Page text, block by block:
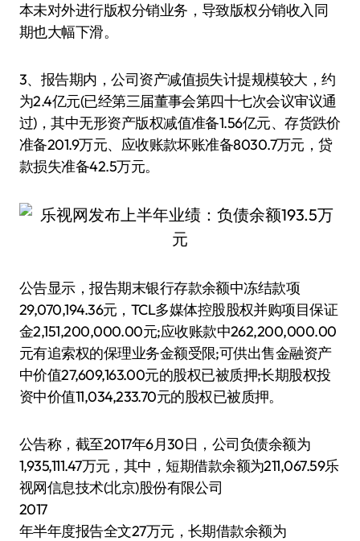
本未对外进行版权分销业务，导致版权分销收入同
期也大幅下滑。
3、报告期内，公司资产减值损失计提规模较大，约
为2.4亿元(已经第三届董事会第四十七次会议审议通
过)，其中无形资产版权减值准备1.56亿元、存货跌价
准备201.9万元、应收账款坏账准备8030.7万元，贷
款损失准备42.5万元。
公告显示，报告期末银行存款余额中冻结款项
29,070,194.36元，TCL多媒体控股股权并购项目保证
金2,151,200,000.00元;应收账款中262,200,000.00
元有追索权的保理业务金额受限;可供出售金融资产
中价值27,609,163.00元的股权已被质押;长期股权投
资中价值11,034,233.70元的股权已被质押。
公告称，截至2017年6月30日，公司负债余额为
1,935,111.47万元，其中，短期借款余额为211,067.59乐
视网信息技术(北京)股份有限公司
2017
年半年度报告全文27万元，长期借款余额为